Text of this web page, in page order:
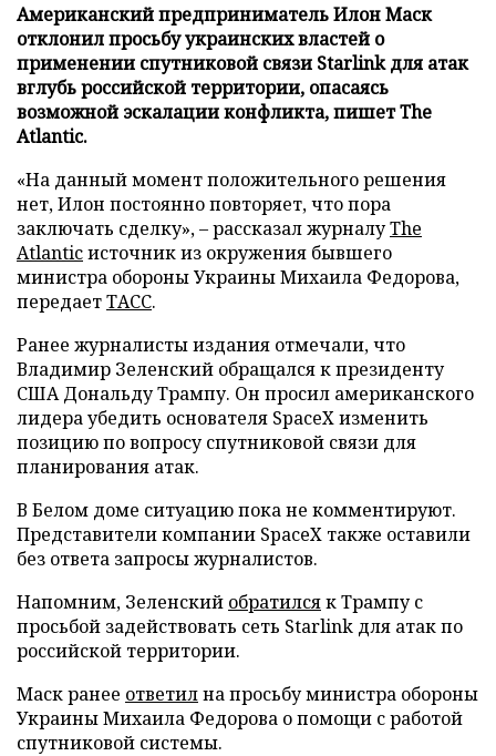
Американский предприниматель Илон Маск
отклонил просьбу украинских властей о
применении спутниковой связи Starlink для атак
вглубь российской территории, опасаясь
возможной эскалации конфликта, пишет The
Atlantic.
«На данный момент положительного решения
нет, Илон постоянно повторяет, что пора
заключать сделку», – рассказал журналуThe
Atlanticисточник из окружения бывшего
министра обороны Украины Михаила Федорова,
передаетТАСС.
Ранее журналисты издания отмечали, что
Владимир Зеленский обращался к президенту
США Дональду Трампу. Он просил американского
лидера убедить основателя SpaceX изменить
позицию по вопросу спутниковой связи для
планирования атак.
В Белом доме ситуацию пока не комментируют.
Представители компании SpaceX также оставили
без ответа запросы журналистов.
Напомним, Зеленский обратилсяк Трампу с
просьбой задействовать сеть Starlink для атак по
российской территории.
Маск ранее ответилна просьбу министра обороны
Украины Михаила Федорова о помощи с работой
спутниковой системы.